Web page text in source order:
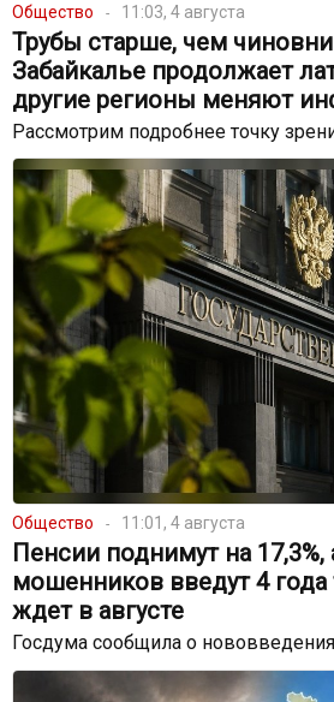
Общество 11:03, 4 августа
Трубы старше, чем
Забайкалье продолжает
другие регионы меняют
Рассмотрим подробнее точку
Общество 11:01, 4 августа
Пенсии поднимут на 17,3%,
мошенников введут 4
ждет в августе
Госдума сообщила о